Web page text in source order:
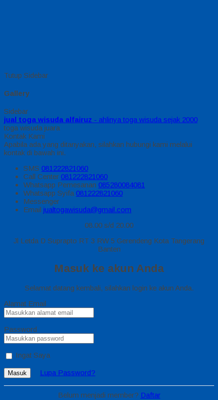
Tutup Sidebar
Gallery
Sidebar
jual toga wisuda alfairuz - ahlinya toga wisuda sejak 2000
toga wisuda juara
Kontak Kami
Apabila ada yang ditanyakan, silahkan hubungi kami melalui
kontak di bawah ini.
SMS 081222821060
Call Center 081222821060
Whatsapp Pemesanan 085280084081
Whatsapp Syifa 081222821060
Messenger
Email jualtogawisuda@gmail.com
08.00 s/d 20.00
Jl Letda D Suprapto RT 3 RW 5 Gerendeng Kota Tangerang
Banten
Masuk ke akun Anda
Selamat datang kembali, silahkan login ke akun Anda.
Alamat Email
Password
Ingat Saya
Masuk Lupa Password?
Belum menjadi member? Daftar